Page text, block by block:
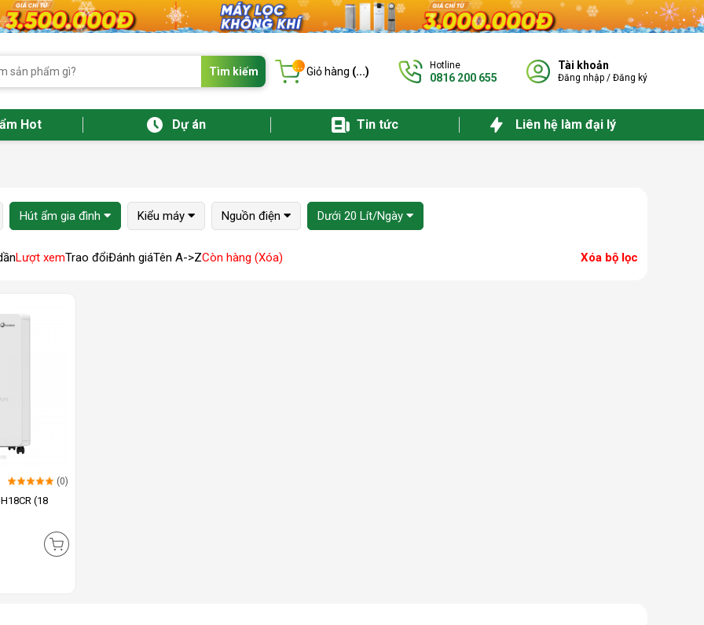
Tìm kiếm ... Giỏ hàng (...) Hotline
0816 200 655
Tài khoản
Đăng nhập / Đăng ký
Hot Dự án Tin tức Liên hệ làm đại lý
Hút ẩm gia đình Kiểu máy Nguồn điện Dưới 20 Lít/Ngày
Lượt xemTrao đổiĐánh giáTên A->ZCòn hàng (Xóa) Xóa bộ lọc
(0)
(18